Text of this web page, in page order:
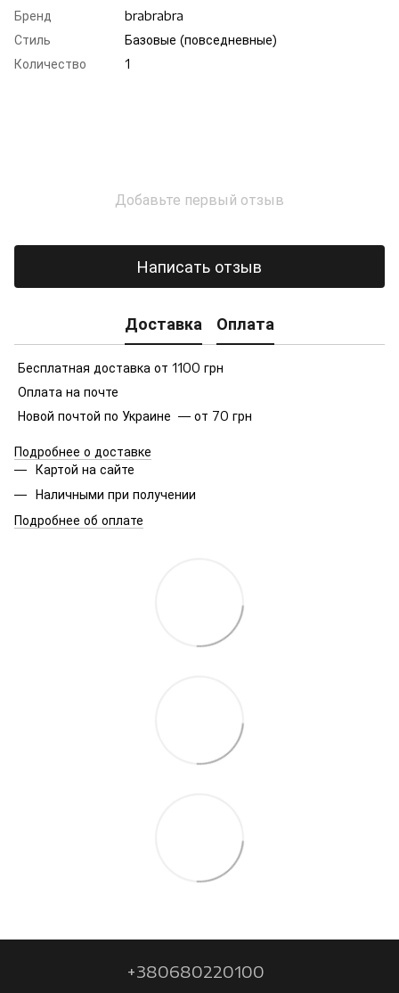
Бренд
brabrabra
Стиль
Базовые (повседневные)
Количество
1
Добавьте первый отзыв
Написать отзыв
Доставка Оплата
Бесплатная доставка от 1100 грн
Оплата на почте
Новой почтой по Украине — от 70 грн
Подробнее о доставке
Картой на сайте
Наличными при получении
Подробнее об оплате
+380680220100